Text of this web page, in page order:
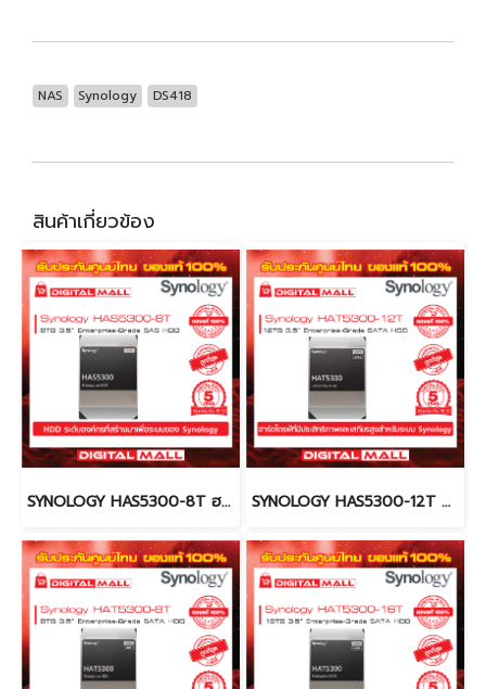
NAS Synology DS418
สินค้าเกี่ยวข้อง
SYNOLOGY HAS5300-8T ฮาร์ดดิสก์ ( Harddisk) SYNOLOGY HAS5300-12T ฮาร์ดดิสก์ (Harddisk)